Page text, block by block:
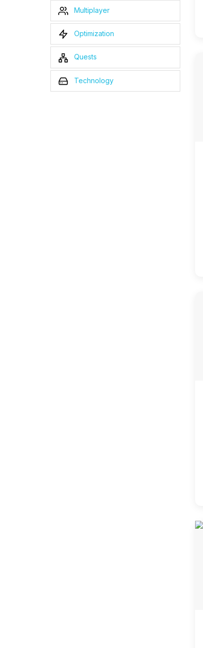
Multiplayer
Optimization
Quests
Technology